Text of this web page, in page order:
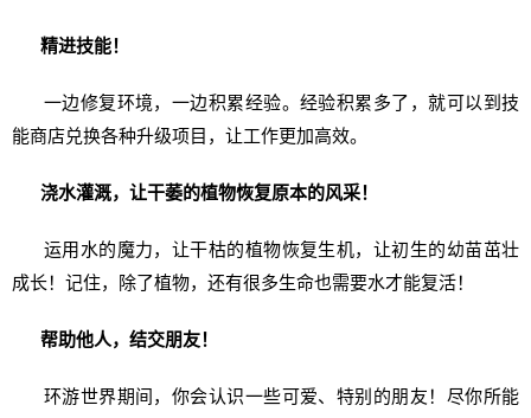
精进技能！
一边修复环境，一边积累经验。经验积累多了，就可以到技
能商店兑换各种升级项目，让工作更加高效。
浇水灌溉，让干萎的植物恢复原本的风采！
运用水的魔力，让干枯的植物恢复生机，让初生的幼苗茁壮
成长！记住，除了植物，还有很多生命也需要水才能复活！
帮助他人，结交朋友！
环游世界期间，你会认识一些可爱、特别的朋友！尽你所能